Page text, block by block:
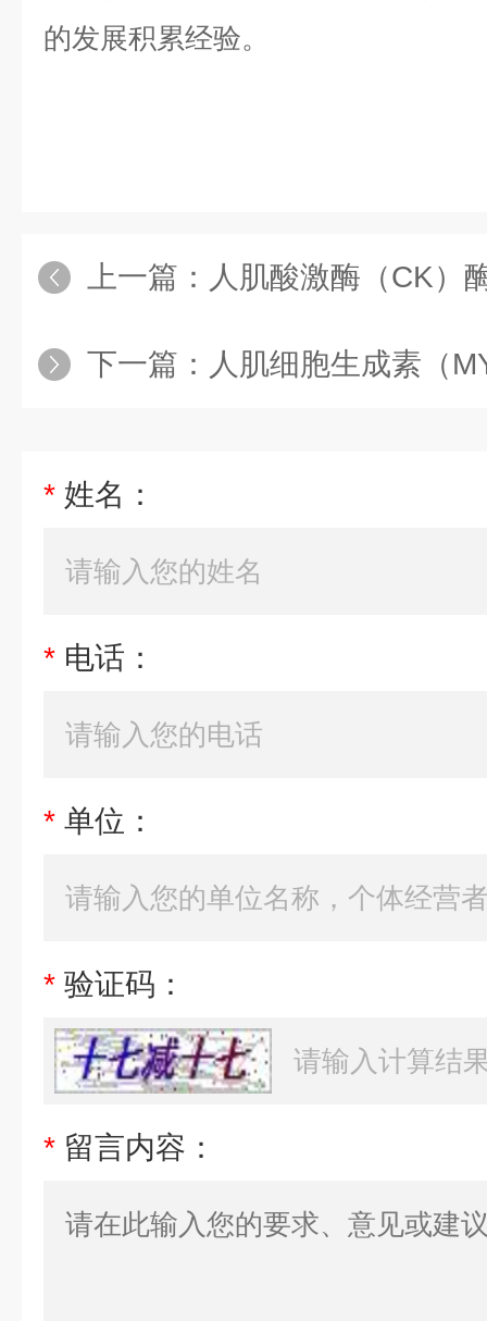
的发展积累经验。
上一篇： 人肌酸激酶（CK）
下一篇： 人肌细胞生成素（
* 姓名：
* 电话：
* 单位：
* 验证码：
* 留言内容：